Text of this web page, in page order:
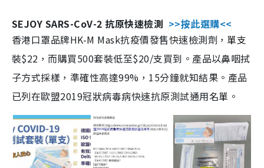
SEJOY SARS-CoV-2 抗原快速檢測 >>按此選購<<
香港口罩品牌HK-M Mask抗疫價發售快速檢測劑，單支
裝$22，而購買500套裝低至$20/支買到。產品以鼻咽拭
子方式採樣，準確性高達99%，15分鐘就知結果。產品
已列在歐盟2019冠狀病毒病快速抗原測試通用名單。